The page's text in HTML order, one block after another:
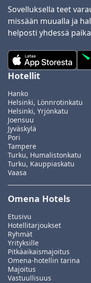
Sovelluksella teet
missään muualla ja
helposti yhdessä
Hotellit
Hanko
Helsinki, Lönnrotinkatu
Helsinki, Yrjönkatu
Joensuu
Jyväskylä
Pori
Tampere
Turku, Humalistonkatu
Turku, Kauppiaskatu
Vaasa
Omena Hotels
Etusivu
Hotellitarjoukset
Ryhmät
Yrityksille
Pitkäaikaismajoitus
Omena-hotellin tarina
Majoitus
Vastuullisuus